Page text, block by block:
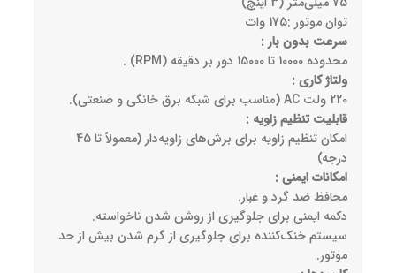
توان موتور :175 وات
سرعت بدون بار :
محدوده 10000 تا 15000 دور بر دقیقه (RPM) .
ولتاژ کاری :
220 ولت AC (مناسب برای شبکه برق خانگی و صنعتی).
قابلیت تنظیم زاویه :
امکان تنظیم زاویه برای برش‌های زاویه‌دار (معمولاً تا 45
درجه)
امکانات ایمنی :
محافظ ضد گرد و غبار.
دکمه ایمنی برای جلوگیری از روشن شدن ناخواسته.
سیستم خنک‌کننده برای جلوگیری از گرم شدن بیش از حد
موتور.